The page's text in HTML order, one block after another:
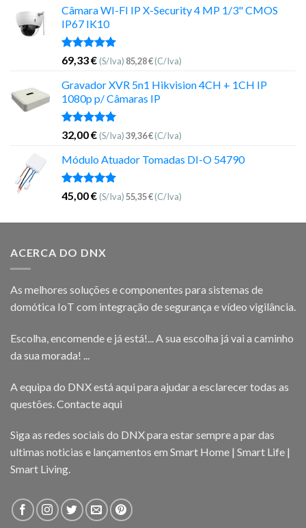
Câmara WI-FI IP X-Security 4 MP 1/3" CMOS
IP67 IK10
Avaliação
5.00
de 5
69,33€ (S/Iva) 85,28€(C/Iva)
Gravador XVR 5n1 Hikvision 4CH + 1CH IP
1080p p/ Câmaras IP
Avaliação
5.00
de 5
32,00€ (S/Iva)39,36€(C/Iva)
Módulo Atuador Tomadas DI-O 54790
Avaliação
5.00
de 5
45,00€ (S/Iva)55,35€(C/Iva)
ACERCA DO DNX
As melhores soluções e componentes para sistemas de
domótica IoT com integração de segurança e vídeo vigilância.
Escolha, encomende e já está!... A sua escolha já vai a caminho
da sua morada! ...
A equipa do DNX está aqui para ajudar a esclarecer todas as
questões. Contacte aqui
Siga as redes sociais do DNX para estar sempre a par das
ultimas noticias e lançamentos em Smart Home | Smart Life |
Smart Living.